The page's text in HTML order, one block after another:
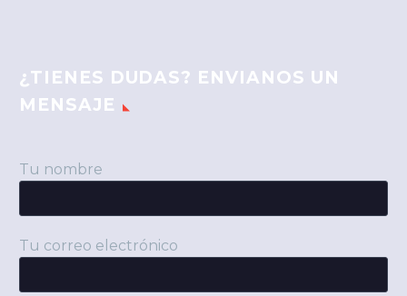
¿TIENES DUDAS? ENVIANOS UN
MENSAJE
Tu nombre
Tu correo electrónico